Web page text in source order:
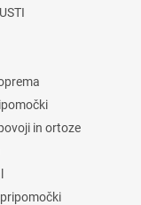
in ortoze